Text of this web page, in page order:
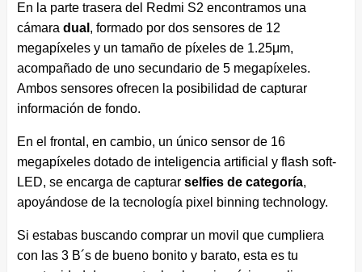
En la parte trasera del Redmi S2 encontramos una
cámara dual , formado por dos sensores de 12
megapíxeles y un tamaño de píxeles de 1.25μm,
acompañado de uno secundario de 5 megapíxeles.
Ambos sensores ofrecen la posibilidad de capturar
información de fondo.
En el frontal, en cambio, un único sensor de 16
megapíxeles dotado de inteligencia artificial y flash soft-
LED, se encarga de capturar selfies de categoría,
apoyándose de la tecnología pixel binning technology.
Si estabas buscando comprar un movil que cumpliera
con las 3 B´s de bueno bonito y barato, esta es tu